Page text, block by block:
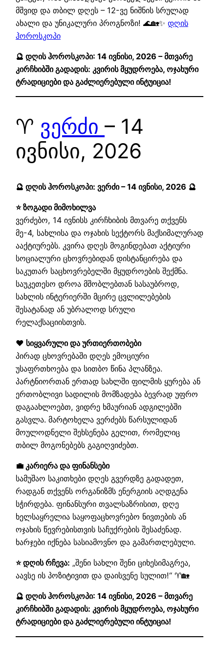
მშვიდ და თბილ დღეს – 12-ვე ნიშნის სრულად
ახალი და უნიკალური პროგნოზი! 🌊🏡✨ დღის
ჰოროსკოპი
🔮 დღის ჰოროსკოპი: 14 ივნისი, 2026 – მთვარე
კირჩხიბში გადადის: კვირის მყუდროება, ოჯახური
ტრადიციები და გაძლიერებული ინტუიცია!
♈ ვერძი – 14
ივნისი, 2026
🔮 დღის ჰოროსკოპი: ვერძი – 14 ივნისი, 2026 🔮
⭐ ზოგადი მიმოხილვა
ვერძებო, 14 ივნისს კირჩხიბის მთვარე თქვენს
მე-4, სახლისა და ოჯახის სექტორს მაქსიმალურად
ააქტიურებს. კვირა დღეს მოგინდებათ აქტიური
სოციალური ცხოვრებიდან დისტანცირება და
საკუთარ საცხოვრებელში მყუდროების შექმნა.
საუკეთესო დროა მშობლებთან სასაუბროდ,
სახლის ინტერიერში მცირე ცვლილებების
შესატანად ან უბრალოდ სრული
რელაქსაციისთვის.
❤️ სიყვარული და ურთიერთობები
პირად ცხოვრებაში დღეს ემოციური
უსაფრთხოება და სითბო წინა პლანზეა.
პარტნიორთან ერთად სახლში ფილმის ყურება ან
ერთობლივი სადილის მომზადება ბევრად უფრო
დაგაახლოებთ, ვიდრე ხმაურიან ადგილებში
გასვლა. მარტოხელა ვერძებს წარსულიდან
მოულოდნელი შეხსენება გელით, რომელიც
თბილ მოგონებებს გაგიღვიძებთ.
💼 კარიერა და ფინანსები
სამუშაო საკითხები დღეს გვერდზე გადადეთ,
რადგან თქვენს ორგანიზმს ენერგიის აღდგენა
სჭირდება. ფინანსური თვალსაზრისით, დღე
ხელსაყრელია საყოფაცხოვრებო ნივთების ან
ოჯახის წევრებისთვის საჩუქრების შესაძენად.
ხარჯები იქნება სასიამოვნო და გამართლებული.
⭐ დღის რჩევა: „შენი სახლი შენი ციხესიმაგრეა,
აავსე ის პოზიტივით და დაისვენე სულით!“ ♈🏡
🔮 დღის ჰოროსკოპი: 14 ივნისი, 2026 – მთვარე
კირჩხიბში გადადის: კვირის მყუდროება, ოჯახური
ტრადიციები და გაძლიერებული ინტუიცია!